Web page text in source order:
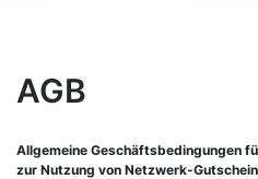
AGB
Allgemeine Geschäftsbedingungen
zur Nutzung von Netzwerk-